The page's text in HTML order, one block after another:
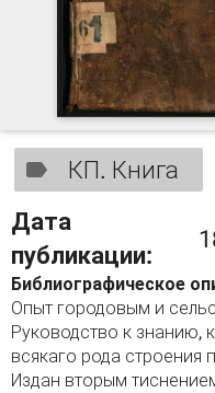
КП. Книга
Дата
публикации:
Библиографическое
Опыт городовым и
Руководство к знанию,
всякаго рода строения
Издан вторым